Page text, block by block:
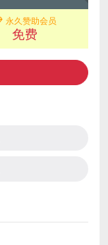
永久赞助会员
免费